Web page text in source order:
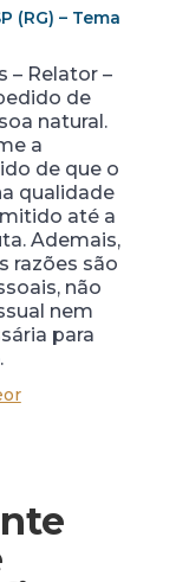
(RG) – Tema
– Relator –
de
natural.
a
de que o
qualidade
até a
Ademais,
razões são
não
nem
para
.